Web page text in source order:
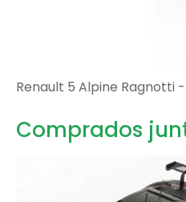
Renault 5 Alpine Ragnotti -
Comprados